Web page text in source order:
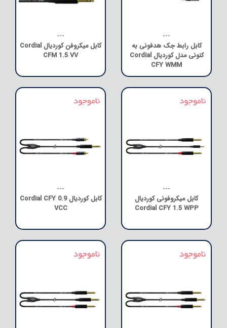
---
کابل رابط جک هدفونی به
کنونی مدل کوردیال Cordial
CFY WMM
---
کابل میکروفن کوردیال Cordial
CFM 1.5 VV
---
کابل میکروفونی کوردیال
Cordial CFY 1.5 WPP
---
کابل کوردیال Cordial CFY 0.9
VCC